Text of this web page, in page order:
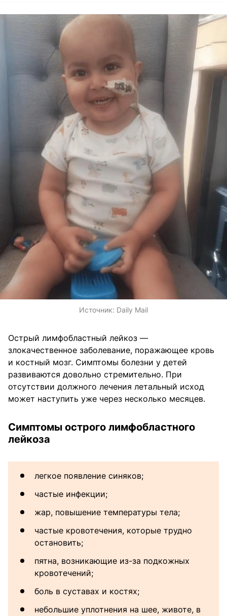
Источник: Daily Mail
Острый лимфобластный лейкоз —
злокачественное заболевание, поражающее кровь
и костный мозг. Симптомы болезни у детей
развиваются довольно стремительно. При
отсутствии должного лечения летальный исход
может наступить уже через несколько месяцев.
Симптомы острого лимфобластного
лейкоза
легкое появление синяков;
частые инфекции;
жар, повышение температуры тела;
частые кровотечения, которые трудно
остановить;
пятна, возникающие из-за подкожных
кровотечений;
боль в суставах и костях;
небольшие уплотнения на шее, животе, в